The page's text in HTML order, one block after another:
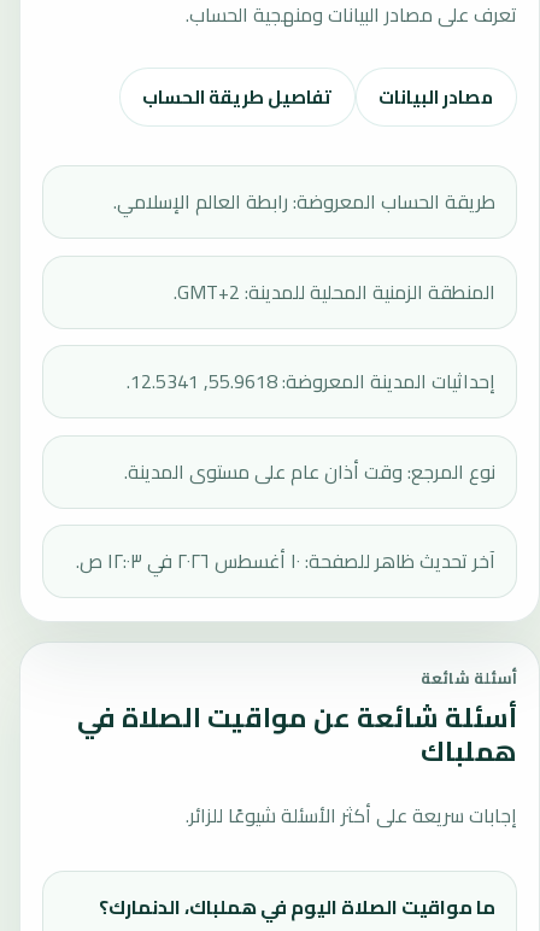
تعرف على مصادر البيانات ومنهجية الحساب.
مصادر البيانات تفاصيل طريقة الحساب
طريقة الحساب المعروضة: رابطة العالم الإسلامي.
المنطقة الزمنية المحلية للمدينة: GMT+2.
إحداثيات المدينة المعروضة: 55.9618, 12.5341.
نوع المرجع: وقت أذان عام على مستوى المدينة.
آخر تحديث ظاهر للصفحة: ١٠ أغسطس ٢٠٢٦ في ١٢:٠٣ ص.
أسئلة شائعة
أسئلة شائعة عن مواقيت الصلاة في
هملباك
إجابات سريعة على أكثر الأسئلة شيوعًا للزائر.
ما مواقيت الصلاة اليوم في هملباك، الدنمارك؟